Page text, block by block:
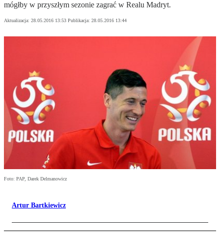
mógłby w przyszłym sezonie zagrać w Realu Madryt.
Aktualizacja: 28.05.2016 13:53 Publikacja: 28.05.2016 13:44
Foto: PAP, Darek Delmanowicz
Artur Bartkiewicz